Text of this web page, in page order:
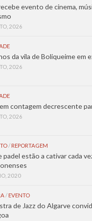
evento de cinema,
2026
da vila de Boliqueime em
2026
contagem decrescente
2026
/ REPORTAGEM
padel estão a cativar cada
2020
/ EVENTO
de Jazz do Algarve